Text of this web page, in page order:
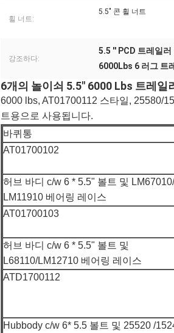
휠 너트:
5.5" 콘 휠 너트
강조하다:
5.5 '' PCD 트레일러
6000Lbs 6 러그 트
6개의 놀이쇠 5.5" 6000 Lbs 트레일
6000 lbs, AT01700112 스타일, 25580/
트용으로 사용됩니다.
바퀴통
AT01700102
허브 바디 c/w 6 * 5.5" 볼트 및 LM67010/
LM11910 베어링 레이스
AT01700103
허브 바디 c/w 6 * 5.5" 볼트 및
L68110/LM12710 베어링 레이스
ATD1700112
Hubbody c/w 6* 5.5 볼트 및 25520 /